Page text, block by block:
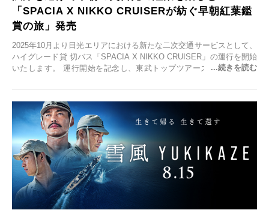
「SPACIA X NIKKO CRUISERが紡ぐ早朝紅葉鑑
賞の旅」発売
2025年10月より日光エリアにおける新たな二次交通サービスとして、
ハイグレード貸 切バス「SPACIA X NIKKO CRUISER」の運行を開始
いたします。 運行開始を記念し、東武トップツアーズ株式会社では
2025年9月12日(金)より発売いたします。